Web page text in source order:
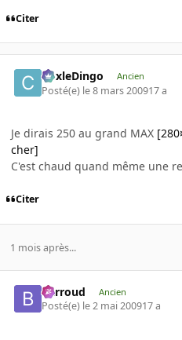
Citer
CoxleDingo Ancien
Posté(e) le 8 mars 200917 a
Je dirais 250 au grand MAX
cher]
C'est chaud quand même une
Citer
1 mois après...
Barroud Ancien
Posté(e) le 2 mai 200917 a